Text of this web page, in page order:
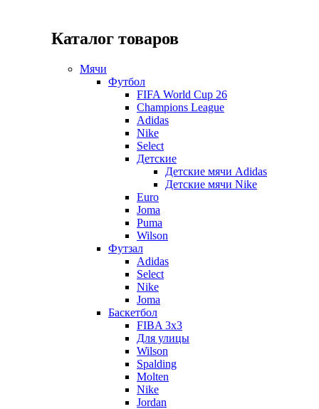
Каталог товаров
Мячи
Футбол
FIFA World Cup 26
Champions League
Adidas
Nike
Select
Детские
Детские мячи Adidas
Детские мячи Nike
Euro
Joma
Puma
Wilson
Футзал
Adidas
Select
Nike
Joma
Баскетбол
FIBA 3x3
Для улицы
Wilson
Spalding
Molten
Nike
Jordan